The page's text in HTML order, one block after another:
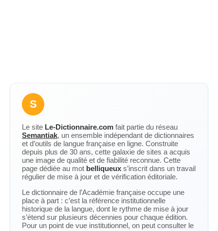
S
Le site Le-Dictionnaire.com fait partie du réseau
Semantiak, un ensemble indépendant de dictionnaires
et d’outils de langue française en ligne. Construite
depuis plus de 30 ans, cette galaxie de sites a acquis
une image de qualité et de fiabilité reconnue. Cette
page dédiée au mot belliqueux s’inscrit dans un travail
régulier de mise à jour et de vérification éditoriale.
Le dictionnaire de l’Académie française occupe une
place à part : c’est la référence institutionnelle
historique de la langue, dont le rythme de mise à jour
s’étend sur plusieurs décennies pour chaque édition.
Pour un point de vue institutionnel, on peut consulter le